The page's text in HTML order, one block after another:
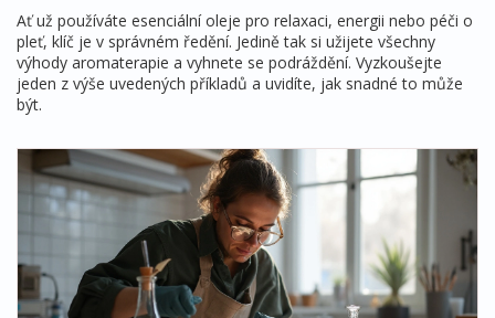
Ať už používáte esenciální oleje pro relaxaci, energii nebo péči o
pleť, klíč je v správném ředění. Jedině tak si užijete všechny
výhody aromaterapie a vyhnete se podráždění. Vyzkoušejte
jeden z výše uvedených příkladů a uvidíte, jak snadné to může
být.